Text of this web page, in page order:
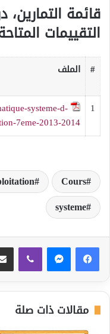
قائمة
التقييمات
# الملف
1
systeme-d-
7eme-2013-2014
Cours
systeme
مقالات ذات صلة